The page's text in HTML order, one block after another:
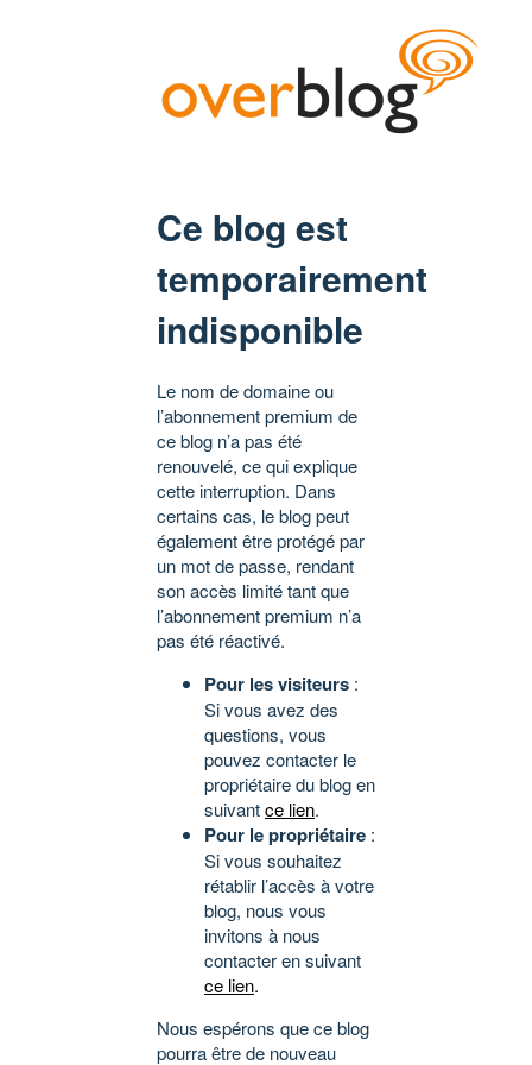
Ce blog est
temporairement
indisponible
Le nom de domaine ou
l’abonnement premium de
ce blog n’a pas été
renouvelé, ce qui explique
cette interruption. Dans
certains cas, le blog peut
également être protégé par
un mot de passe, rendant
son accès limité tant que
l’abonnement premium n’a
pas été réactivé.
Pour les visiteurs :
Si vous avez des
questions, vous
pouvez contacter le
propriétaire du blog en
suivantce lien.
Pour le propriétaire :
Si vous souhaitez
rétablir l’accès à votre
blog, nous vous
invitons à nous
contacter en suivant
ce lien.
Nous espérons que ce blog
pourra être de nouveau